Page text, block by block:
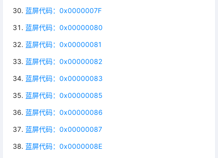
蓝屏代码：0x0000007F
蓝屏代码：0x00000080
蓝屏代码：0x00000081
蓝屏代码：0x00000082
蓝屏代码：0x00000083
蓝屏代码：0x00000085
蓝屏代码：0x00000086
蓝屏代码：0x00000087
蓝屏代码：0x0000008E